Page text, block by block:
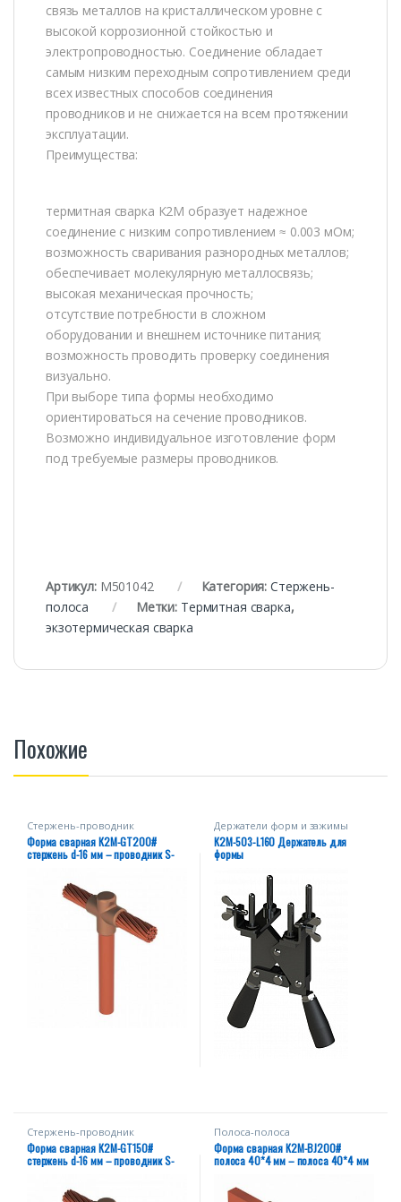
связь металлов на кристаллическом уровне c
высокой коррозионной стойкостью и
электропроводностью. Соединение обладает
самым низким переходным сопротивлением среди
всех известных способов соединения
проводников и не снижается на всем протяжении
эксплуатации.
Преимущества:
термитная сварка К2М образует надежное
соединение с низким сопротивлением ≈ 0.003 мОм;
возможность сваривания разнородных металлов;
обеспечивает молекулярную металлосвязь;
высокая механическая прочность;
отсутствие потребности в сложном
оборудовании и внешнем источнике питания;
возможность проводить проверку соединения
визуально.
При выборе типа формы необходимо
ориентироваться на сечение проводников.
Возможно индивидуальное изготовление форм
под требуемые размеры проводников.
Артикул: М501042 Категория: Стержень-
полоса
Метки: Термитная сварка,
экзотермическая сварка
Похожие
Стержень-проводник
Форма сварная К2М-GT200#
стержень d-16 мм – проводник S-
Держатели форм и зажимы
К2М-503-L160 Держатель для
формы
Стержень-проводник
Форма сварная К2М-GT150#
стержень d-16 мм – проводник S-
Полоса-полоса
Форма сварная К2М-BJ200#
полоса 40*4 мм – полоса 40*4 мм